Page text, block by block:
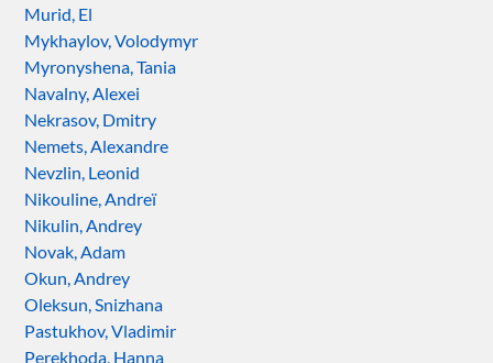
Murid, El
Mykhaylov, Volodymyr
Myronyshena, Tania
Navalny, Alexei
Nekrasov, Dmitry
Nemets, Alexandre
Nevzlin, Leonid
Nikouline, Andreï
Nikulin, Andrey
Novak, Adam
Okun, Andrey
Oleksun, Snizhana
Pastukhov, Vladimir
Perekhoda, Hanna